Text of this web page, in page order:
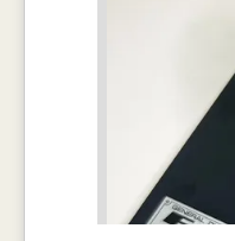
Nose Landing Gear ไม่